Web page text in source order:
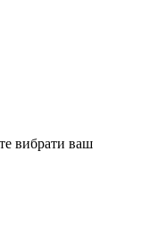
вибрати ваш